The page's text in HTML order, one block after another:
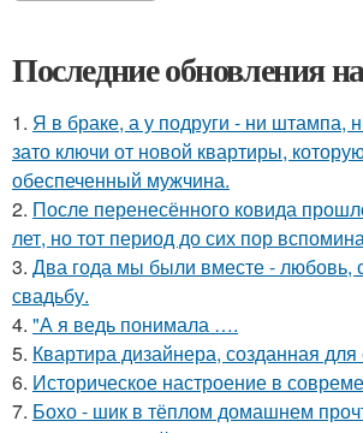
Последние обновления
1. Я в браке, а у подруги - ни штампа,
зато ключи от новой квартиры,
обеспеченный мужчина.
2. После перенесённого ковида
лет, но тот период до сих пор
3. Два года мы были вместе - любовь,
свадьбу.
4. "А я ведь понимала ….
5. Квартира дизайнера, созданная для
6. Историческое настроение в
7. Бохо - шик в тёплом домашнем